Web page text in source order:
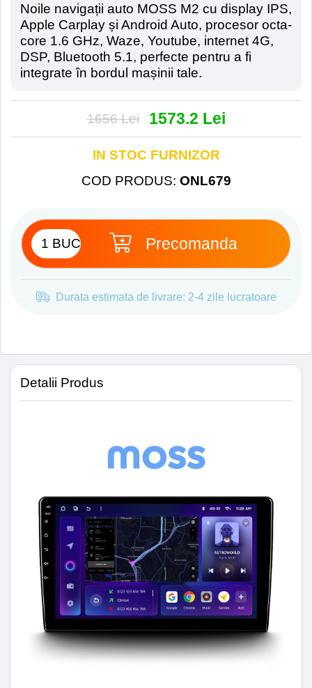
Detalii Tehnice
Dimensiune Display
Frecventa Procesor
Memorie RAM 4 GB
Egalizator
Time-alignment
Conectivitate
Retea
WIFI
Bluetooth
Noile navigații auto MOSS M2 cu display IPS,
Apple Carplay și Android Auto, procesor octa-
core 1.6 GHz, Waze, Youtube, internet 4G,
DSP, Bluetooth 5.1, perfecte pentru a fi
integrate în bordul mașinii tale.
1656 Lei 1573.2 Lei
IN STOC FURNIZOR
COD PRODUS: ONL679
Precomanda
Durata estimata de livrare: 2-4 zile lucratoare
Detalii Produs